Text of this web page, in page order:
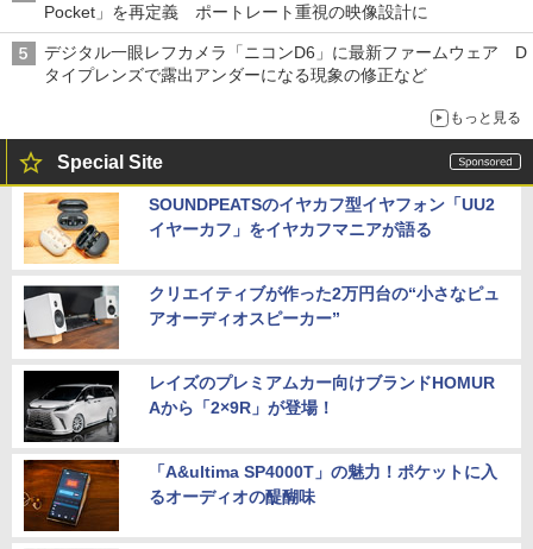
Pocket」を再定義 ポートレート重視の映像設計に
デジタル一眼レフカメラ「ニコンD6」に最新ファームウェア D
タイプレンズで露出アンダーになる現象の修正など
もっと見る
Special Site
SOUNDPEATSのイヤカフ型イヤフォン「UU2
イヤーカフ」をイヤカフマニアが語る
クリエイティブが作った2万円台の“小さなピュ
アオーディオスピーカー”
レイズのプレミアムカー向けブランドHOMUR
Aから「2×9R」が登場！
「A&ultima SP4000T」の魅力！ポケットに入
るオーディオの醍醐味